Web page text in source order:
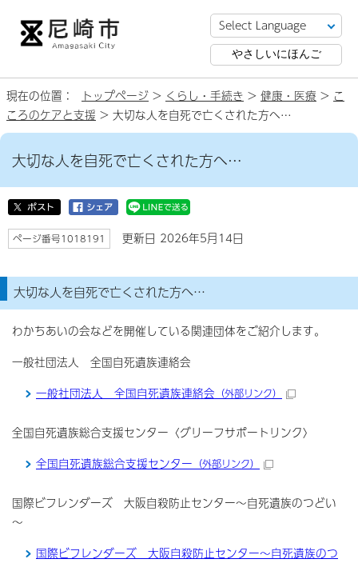
やさしいにほんご
現在の位置： トップページ > くらし・手続き > 健康・医療 > こ
ころのケアと支援 > 大切な人を自死で亡くされた方へ…
大切な人を自死で亡くされた方へ…
ページ番号1018191 更新日 2026年5月14日
大切な人を自死で亡くされた方へ…
わかちあいの会などを開催している関連団体をご紹介します。
一般社団法人 全国自死遺族連絡会
一般社団法人 全国自死遺族連絡会 （外部リンク）
全国自死遺族総合支援センター〈グリーフサポートリンク〉
全国自死遺族総合支援センター （外部リンク）
国際ビフレンダーズ 大阪自殺防止センター～自死遺族のつどい
～
国際ビフレンダーズ 大阪自殺防止センター～自死遺族のつ